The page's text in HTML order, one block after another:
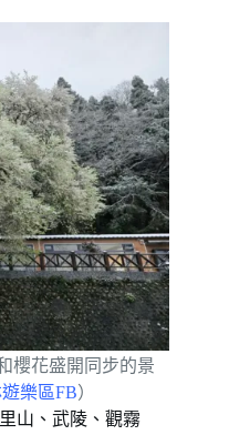
櫻花盛開同步的景
樂區FB）
山、武陵、觀霧